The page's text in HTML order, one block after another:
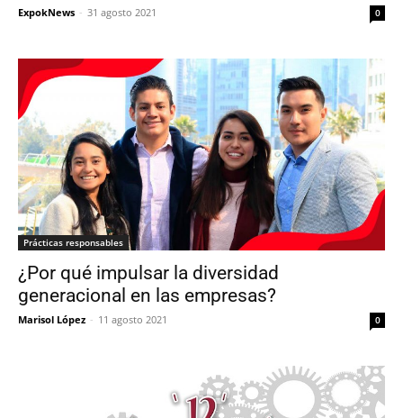
ExpokNews - 31 agosto 2021 0
Prácticas responsables
¿Por qué impulsar la diversidad
generacional en las empresas?
Marisol López - 11 agosto 2021 0